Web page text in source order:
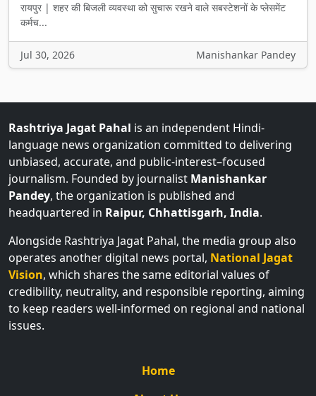
रायपुर | शहर की बिजली व्यवस्था को सुचारू रखने वाले सबस्टेशनों के प्लेसमेंट
कर्मच...
Jul 30, 2026 Manishankar Pandey
Rashtriya Jagat Pahal is an independent Hindi-
language news organization committed to delivering
unbiased, accurate, and public-interest–focused
journalism. Founded by journalist Manishankar
Pandey, the organization is published and
headquartered in Raipur, Chhattisgarh, India.
Alongside Rashtriya Jagat Pahal, the media group also
operates another digital news portal, National Jagat
Vision, which shares the same editorial values of
credibility, neutrality, and responsible reporting, aiming
to keep readers well-informed on regional and national
issues.
Home